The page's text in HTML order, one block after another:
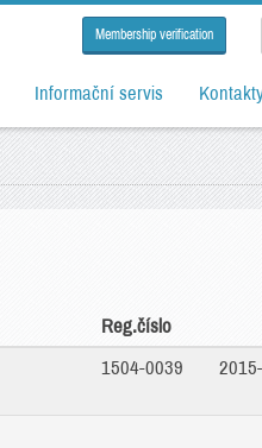
Membership verification
Informační servis
Reg.číslo
1504-0039